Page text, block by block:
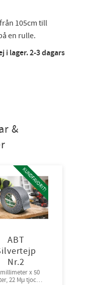
105cm till
en rulle.
i lager. 2-3 dagars
&
ABT
Nr.2
x 50
22 Mμ tjock |
KUNDFAVORIT!